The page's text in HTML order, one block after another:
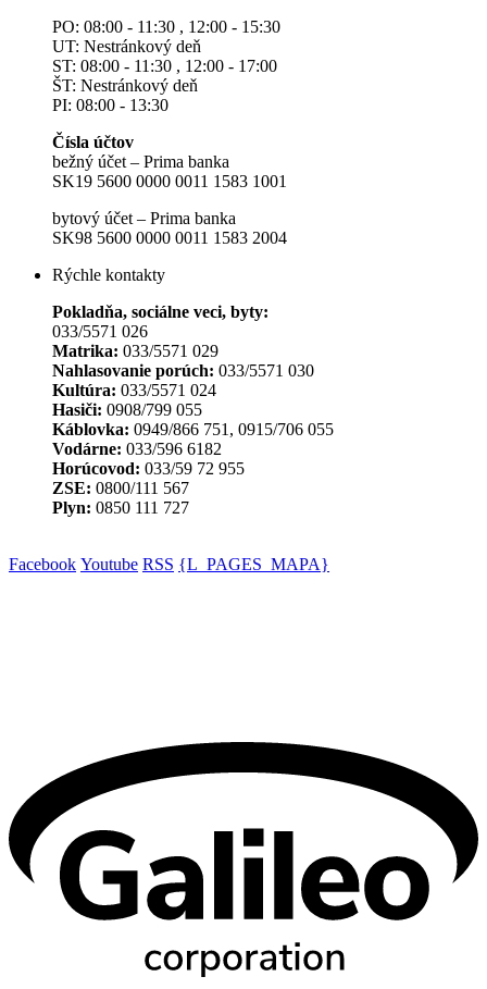
PO: 08:00 - 11:30 , 12:00 - 15:30
UT: Nestránkový deň
ST: 08:00 - 11:30 , 12:00 - 17:00
ŠT: Nestránkový deň
PI: 08:00 - 13:30
Čísla účtov
bežný účet – Prima banka
SK19 5600 0000 0011 1583 1001
bytový účet – Prima banka
SK98 5600 0000 0011 1583 2004
Rýchle kontakty
Pokladňa, sociálne veci, byty:
033/5571 026
Matrika: 033/5571 029
Nahlasovanie porúch: 033/5571 030
Kultúra: 033/5571 024
Hasiči: 0908/799 055
Káblovka: 0949/866 751, 0915/706 055
Vodárne: 033/596 6182
Horúcovod: 033/59 72 955
ZSE: 0800/111 567
Plyn: 0850 111 727
Facebook Youtube RSS {L_PAGES_MAPA}